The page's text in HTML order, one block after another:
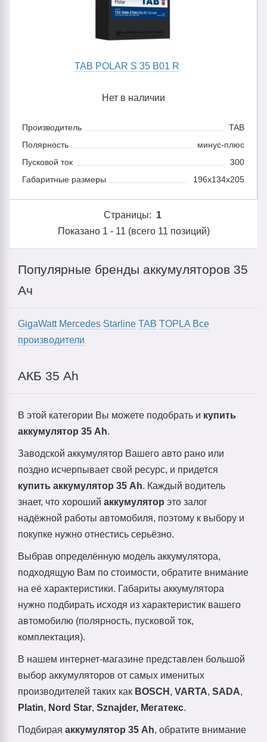
TAB POLAR S 35 B01 R
Нет в наличии
Производитель
TAB
Полярность
минус-плюс
Пусковой ток
300
Габаритные размеры
196x134x205
Страницы: 1
Показано 1 - 11 (всего 11 позиций)
Популярные бренды аккумуляторов 35
Ач
GigaWatt Mercedes Starline TAB TOPLA Все
производители
АКБ 35 Ah
В этой категории Вы можете подобрать и купить
аккумулятор 35 Ah.
Заводской аккумулятор Вашего авто рано или
поздно исчерпывает свой ресурс, и придется
купить аккумулятор 35 Ah. Каждый водитель
знает, что хороший аккумулятор это залог
надёжной работы автомобиля, поэтому к выбору и
покупке нужно отнестись серьёзно.
Выбрав определённую модель аккумулятора,
подходящую Вам по стоимости, обратите внимание
на её характеристики. Габариты аккумулятора
нужно подбирать исходя из характеристик вашего
автомобилю (полярность, пусковой ток,
комплектация).
В нашем интернет-магазине представлен большой
выбор аккумуляторов от самых именитых
производителей таких как BOSСH , VARTA, SADA,
Platin, Nord Star, Sznajder, Мегатекс.
Подбирая аккумулятор 35 Ah, обратите внимание